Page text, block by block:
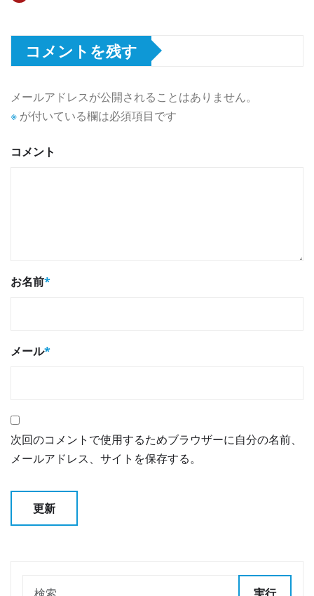
コメントを残す
メールアドレスが公開されることはありません。
※ が付いている欄は必須項目です
コメント
お名前*
メール*
次回のコメントで使用するためブラウザーに自分の名前、
メールアドレス、サイトを保存する。